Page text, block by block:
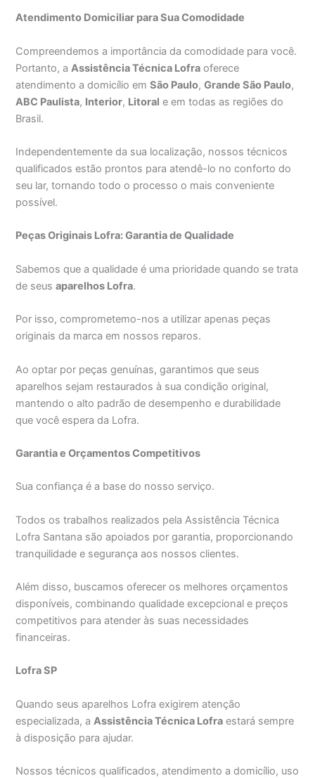
Atendimento Domiciliar para Sua Comodidade
Compreendemos a importância da comodidade para você.
Portanto, aAssistência Técnica Lofra oferece
atendimento a domicílio emSão Paulo,Grande São Paulo,
ABC Paulista, Interior, Litoral e em todas as regiões do
Brasil.
Independentemente da sua localização, nossos técnicos
qualificados estão prontos para atendê-lo no conforto do
seu lar, tornando todo o processo o mais conveniente
possível.
Peças Originais Lofra: Garantia de Qualidade
Sabemos que a qualidade é uma prioridade quando se trata
de seusaparelhos Lofra.
Por isso, comprometemo-nos a utilizar apenas peças
originais da marca em nossos reparos.
Ao optar por peças genuínas, garantimos que seus
aparelhos sejam restaurados à sua condição original,
mantendo o alto padrão de desempenho e durabilidade
que você espera da Lofra.
Garantia e Orçamentos Competitivos
Sua confiança é a base do nosso serviço.
Todos os trabalhos realizados pela Assistência Técnica
Lofra Santana são apoiados por garantia, proporcionando
tranquilidade e segurança aos nossos clientes.
Além disso, buscamos oferecer os melhores orçamentos
disponíveis, combinando qualidade excepcional e preços
competitivos para atender às suas necessidades
financeiras.
Lofra SP
Quando seus aparelhos Lofra exigirem atenção
especializada, a Assistência Técnica Lofra estará sempre
à disposição para ajudar.
Nossos técnicos qualificados, atendimento a domicílio, uso